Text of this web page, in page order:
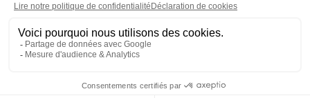
Blog
Me connecter
Suivez-nous